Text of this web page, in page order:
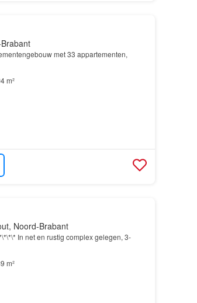
met 33 appartementen,
m²
Noord-Brabant
In net en rustig complex gelegen, 3-
m²